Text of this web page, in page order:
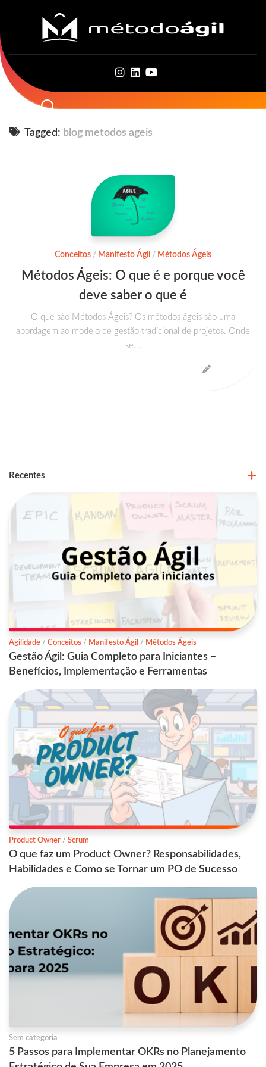
content
Tagged: blog metodos ageis
Conceitos / Manifesto Ágil / Métodos Ágeis
Métodos Ágeis: O que é e porque você
deve saber o que é
O que são Métodos Ágeis? Os métodos ágeis são uma
abordagem ao modelo de gestão tradicional de projetos. Onde
se...
Recentes
Agilidade / Conceitos / Manifesto Ágil / Métodos Ágeis
Gestão Ágil: Guia Completo para Iniciantes –
Benefícios, Implementação e Ferramentas
Product Owner / Scrum
O que faz um Product Owner? Responsabilidades,
Habilidades e Como se Tornar um PO de Sucesso
Sem categoria
5 Passos para Implementar OKRs no Planejamento